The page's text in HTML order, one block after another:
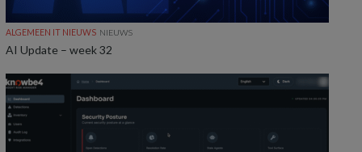
ALGEMEEN IT NIEUWS NIEUWS
AI Update – week 32